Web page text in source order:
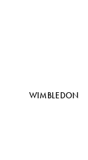
WIMBLEDON